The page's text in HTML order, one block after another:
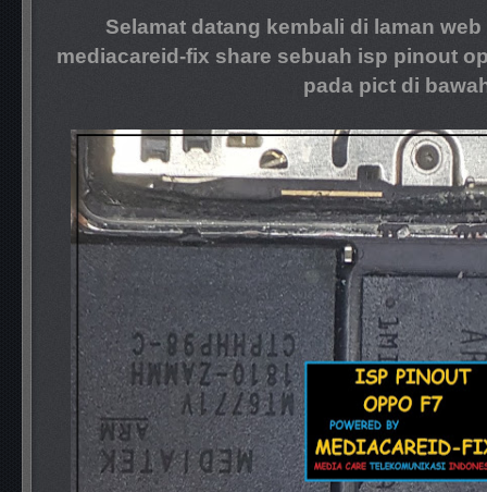
Selamat datang kembali di laman
mediacareid-fix share sebuah isp pinout
pada pict di